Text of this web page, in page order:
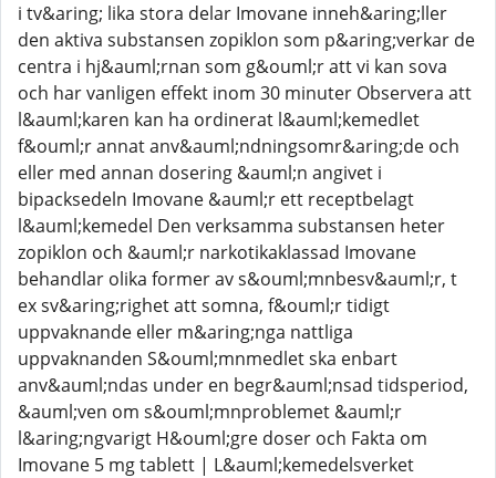
i tv&aring; lika stora delar Imovane inneh&aring;ller
den aktiva substansen zopiklon som p&aring;verkar de
centra i hj&auml;rnan som g&ouml;r att vi kan sova
och har vanligen effekt inom 30 minuter Observera att
l&auml;karen kan ha ordinerat l&auml;kemedlet
f&ouml;r annat anv&auml;ndningsomr&aring;de och
eller med annan dosering &auml;n angivet i
bipacksedeln Imovane &auml;r ett receptbelagt
l&auml;kemedel Den verksamma substansen heter
zopiklon och &auml;r narkotikaklassad Imovane
behandlar olika former av s&ouml;mnbesv&auml;r, t
ex sv&aring;righet att somna, f&ouml;r tidigt
uppvaknande eller m&aring;nga nattliga
uppvaknanden S&ouml;mnmedlet ska enbart
anv&auml;ndas under en begr&auml;nsad tidsperiod,
&auml;ven om s&ouml;mnproblemet &auml;r
l&aring;ngvarigt H&ouml;gre doser och Fakta om
Imovane 5 mg tablett | L&auml;kemedelsverket